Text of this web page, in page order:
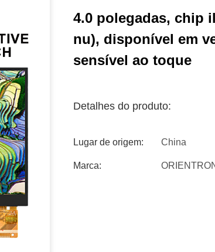
4.0 polegadas, chip
nu), disponível em
sensível ao toque
Detalhes do produto:
Lugar de origem: China
Marca: